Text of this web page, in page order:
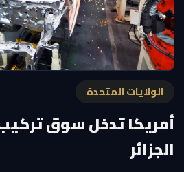
الولايات المتحدة
أمريكا تدخل سوق
الجزائر